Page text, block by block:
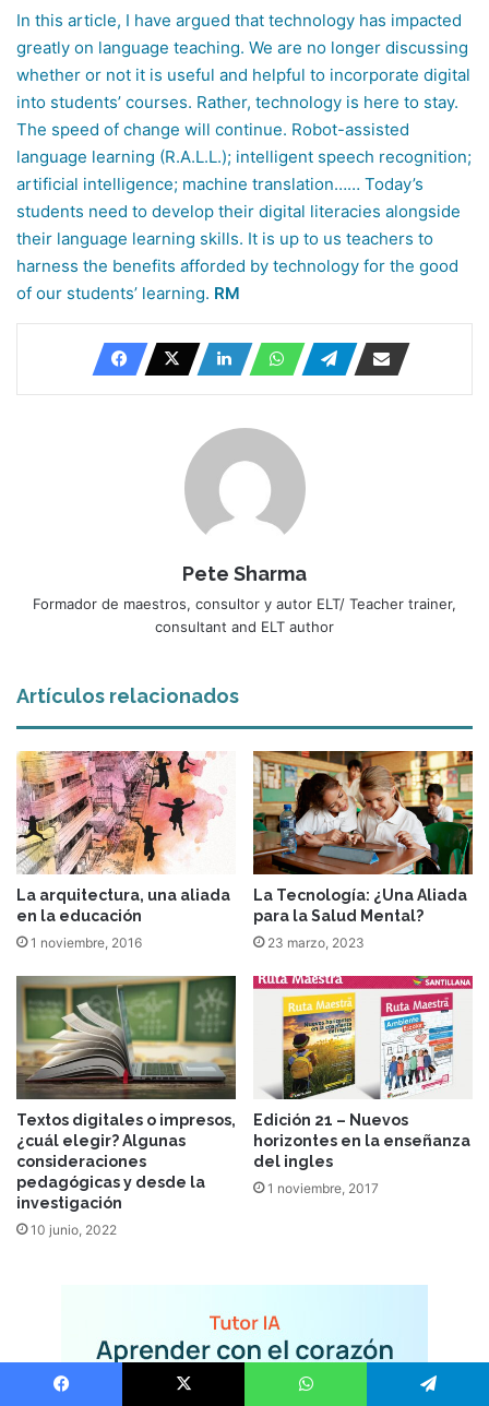
In this article, I have argued that technology has impacted
greatly on language teaching. We are no longer discussing
whether or not it is useful and helpful to incorporate digital
into students’ courses. Rather, technology is here to stay.
The speed of change will continue. Robot-assisted
language learning (R.A.L.L.); intelligent speech recognition;
artificial intelligence; machine translation…… Today’s
students need to develop their digital literacies alongside
their language learning skills. It is up to us teachers to
harness the benefits afforded by technology for the good
of our students’ learning. RM
Pete Sharma
Formador de maestros, consultor y autor ELT/ Teacher trainer,
consultant and ELT author
Artículos relacionados
La arquitectura, una aliada
en la educación
1 noviembre, 2016
La Tecnología: ¿Una Aliada
para la Salud Mental?
23 marzo, 2023
Textos digitales o impresos,
¿cuál elegir? Algunas
consideraciones
pedagógicas y desde la
investigación
10 junio, 2022
Edición 21 – Nuevos
horizontes en la enseñanza
del ingles
1 noviembre, 2017